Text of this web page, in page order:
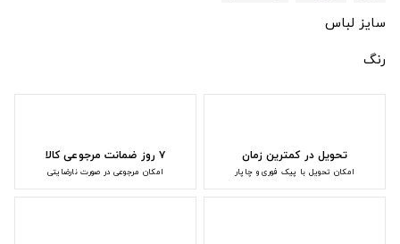
سایز لباس
رنگ
تحویل در کمترین زمان
امکان تحویل با پیک فوری و چاپار
۷ روز ضمانت مرجوعی کالا
امکان مرجوعی در صورت نارضایتی